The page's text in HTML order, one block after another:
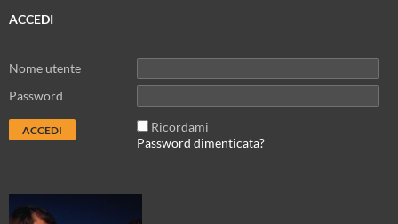
ACCEDI
Nome utente
Password
Ricordami
Password dimenticata?